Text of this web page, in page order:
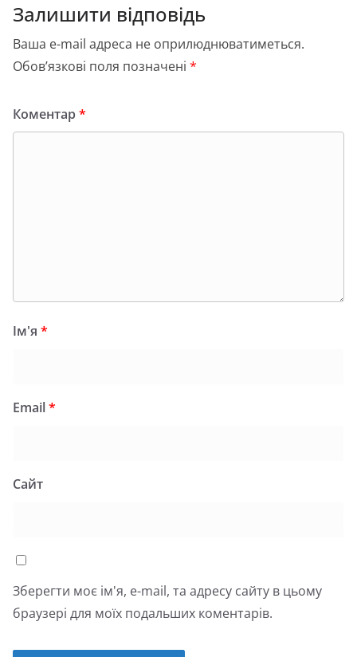
я
Залишити відповідь
Ваша e-mail адреса не оприлюднюватиметься.
Обов’язкові поля позначені *
Коментар*
Ім'я *
Email*
Сайт
Зберегти моє ім'я, e-mail, та адресу сайту в цьому
браузері для моїх подальших коментарів.